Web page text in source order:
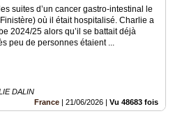
suites d’un cancer gastro-intestinal le
où il était hospitalisé. Charlie a
2024/25 alors qu’il se battait déjà
peu de personnes étaient ...
DALIN
France
21/06/2026 Vu 48683 fois